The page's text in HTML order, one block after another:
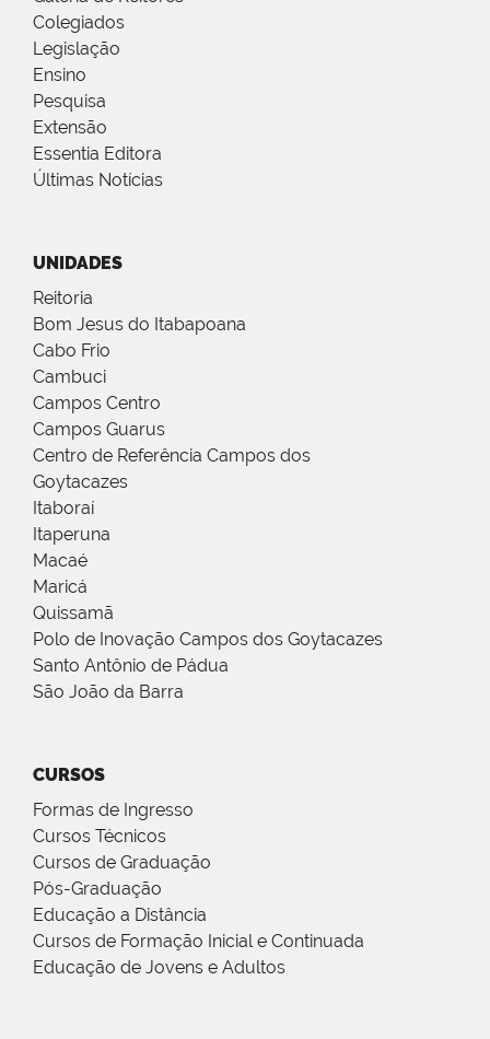
Colegiados
Legislação
Ensino
Pesquisa
Extensão
Essentia Editora
Últimas Notícias
UNIDADES
Reitoria
Bom Jesus do Itabapoana
Cabo Frio
Cambuci
Campos Centro
Campos Guarus
Centro de Referência Campos dos
Goytacazes
Itaboraí
Itaperuna
Macaé
Maricá
Quissamã
Polo de Inovação Campos dos Goytacazes
Santo Antônio de Pádua
São João da Barra
CURSOS
Formas de Ingresso
Cursos Técnicos
Cursos de Graduação
Pós-Graduação
Educação a Distância
Cursos de Formação Inicial e Continuada
Educação de Jovens e Adultos